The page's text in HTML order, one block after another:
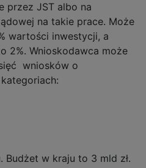
przez JST albo na
na takie prace. Może
wartości inwestycji, a
2%. Wnioskodawca może
wniosków o
w kraju to 3 mld zł.